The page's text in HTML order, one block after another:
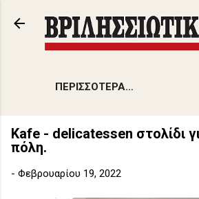
Μετάβαση στο κύριο
ΠΕΡΙΣΣΌΤΕΡΑ…
Kafe - delicatessen στολίδι
πόλη.
- Φεβρουαρίου 19, 2022